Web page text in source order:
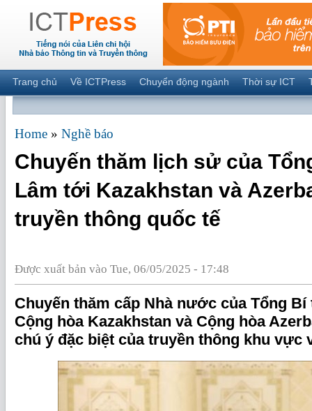
Trang chủ Về ICTPress Chuyển động ngành Thời sự ICT
Home » Nghề báo
Chuyến thăm lịch sử của
Lâm tới Kazakhstan và
truyền thông quốc tế
Được xuất bản vào Tue, 06/05/2025 - 17:48
Chuyến thăm cấp Nhà nước của Tổng
Cộng hòa Kazakhstan và Cộng hòa
chú ý đặc biệt của truyền thông khu vực